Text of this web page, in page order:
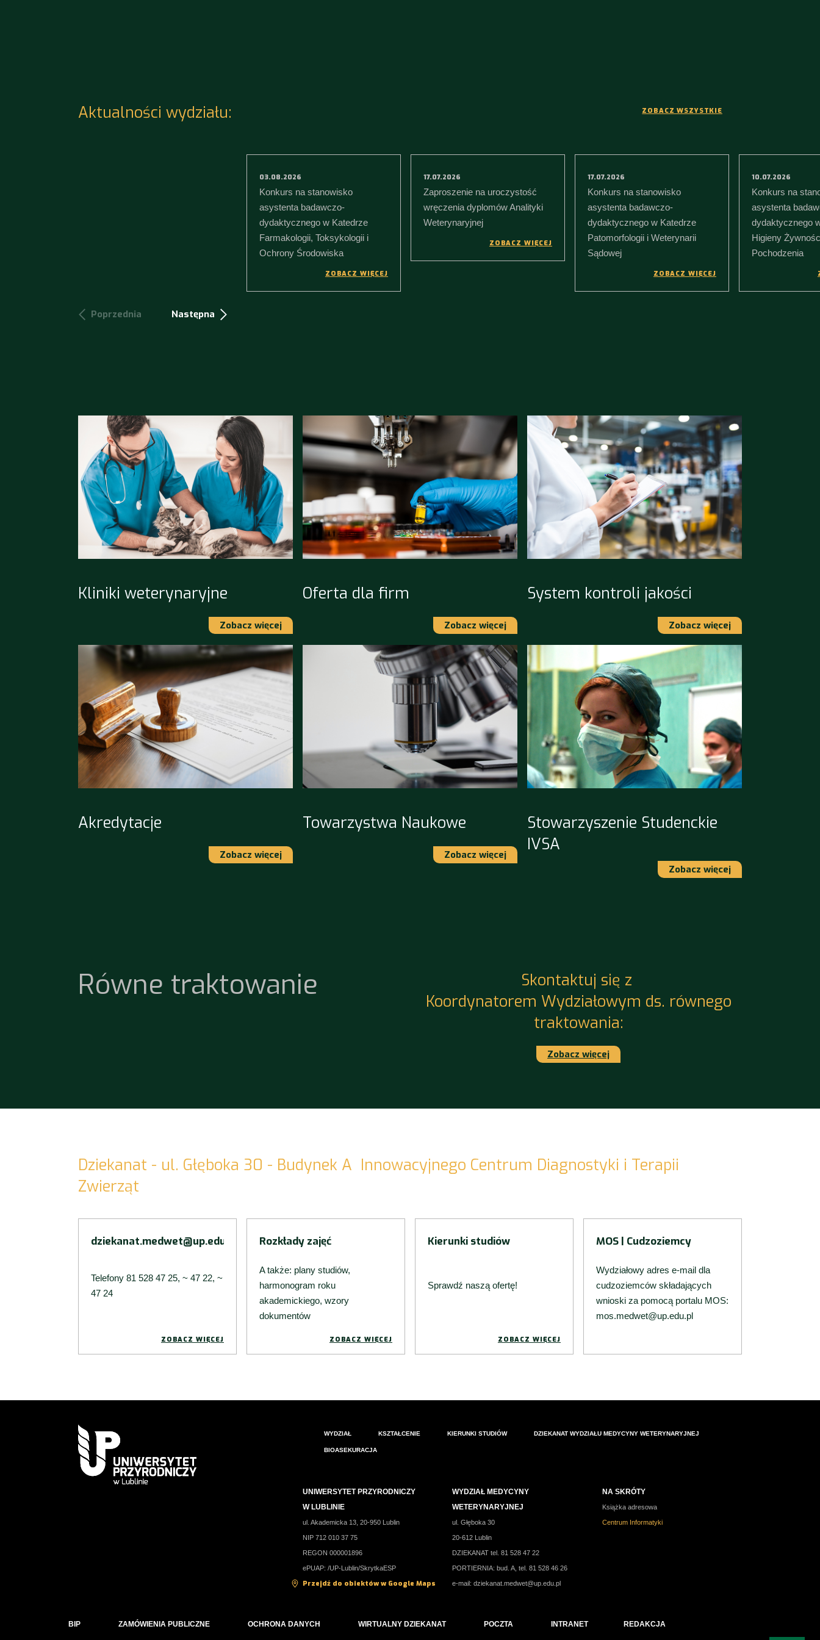
Aktualności wydziału: ZOBACZ WSZYSTKIE
Poprzednia
03.08.2026
Konkurs na stanowisko
asystenta badawczo-
dydaktycznego w Katedrze
Farmakologii, Toksykologii i
Ochrony Środowiska
ZOBACZ WIĘCEJ
17.07.2026
Zaproszenie na uroczystość
wręczenia dyplomów Analityki
Weterynaryjnej
ZOBACZ WIĘCEJ
17.07.2026
Konkurs na stanowisko
asystenta badawczo-
dydaktycznego w Katedrze
Patomorfologii i Weterynarii
Sądowej
ZOBACZ WIĘCEJ
10.07.2026
Konkurs na
asystenta
dydaktycznego
Higieny
Pochodzenia
Następna
Kliniki weterynaryjne
Zobacz więcej
Oferta dla firm
Zobacz więcej
System kontroli jakości
Zobacz więcej
Akredytacje
Zobacz więcej
Towarzystwa Naukowe
Zobacz więcej
Stowarzyszenie Studenckie
IVSA
Zobacz więcej
Równe traktowanie
Skontaktuj się z
Koordynatorem Wydziałowym ds. równego
traktowania:
Zobacz więcej
Dziekanat - ul. Głęboka 30 - Budynek A Innowacyjnego Centrum Diagnostyki i Terapii
Zwierząt
dziekanat.medwet@up.edu.pl
Telefony 81 528 47 25, ~ 47 22, ~
47 24
ZOBACZ WIĘCEJ
Rozkłady zajęć
A także: plany studiów,
harmonogram roku
akademickiego, wzory
dokumentów
ZOBACZ WIĘCEJ
Kierunki studiów
Sprawdź naszą ofertę!
ZOBACZ WIĘCEJ
MOS | Cudzoziemcy
Wydziałowy adres e-mail dla
cudzoziemców składających
wnioski za pomocą portalu MOS:
mos.medwet@up.edu.pl
WYDZIAŁ KSZTAŁCENIE KIERUNKI STUDIÓW DZIEKANAT WYDZIAŁU MEDYCYNY WETERYNARYJNEJ
BIOASEKURACJA
UNIWERSYTET PRZYRODNICZY
W LUBLINIE
ul. Akademicka 13, 20-950 Lublin
NIP 712 010 37 75
REGON 000001896
ePUAP: /UP-Lublin/SkrytkaESP
Przejdź do obiektów w Google Maps
WYDZIAŁ MEDYCYNY
WETERYNARYJNEJ
ul. Głęboka 30
20-612 Lublin
DZIEKANAT tel. 81 528 47 22
PORTIERNIA: bud. A, tel. 81 528 46 26
e-mail:dziekanat.medwet@up.edu.pl
NA SKRÓTY
Książka adresowa
Centrum Informatyki
BIP ZAMÓWIENIA PUBLICZNE OCHRONA DANYCH WIRTUALNY DZIEKANAT POCZTA INTRANET REDAKCJA